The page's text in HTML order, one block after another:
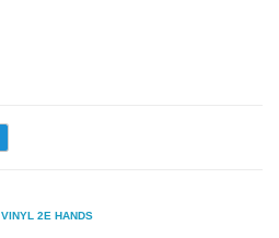
VINYL 2E HANDS